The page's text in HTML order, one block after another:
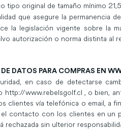
tipo original de tamaño mínimo
que asegure la permanencia
la legislación vigente sobre la
autorización o norma distinta al
DATOS PARA COMPRAS EN
en caso de detectarse
www.rebelsgolf.cl , o bien,
clientes vía telefónica o email, a
contacto con los clientes en un
rechazada sin ulterior